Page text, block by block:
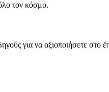
τον κόσμο.
για να αξιοποιήσετε